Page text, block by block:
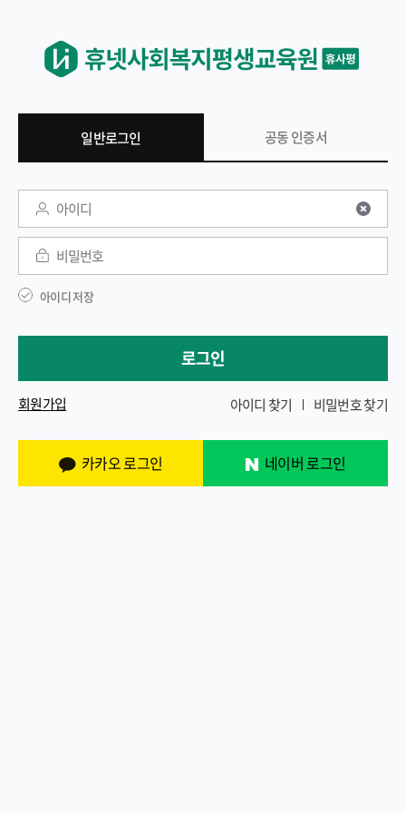
일반로그인 공동 인증서
일반 로그인
아이디
비밀번호
아이디 저장
로그인
회원가입 아이디 찾기 비밀번호 찾기
카카오 로그인 네이버 로그인